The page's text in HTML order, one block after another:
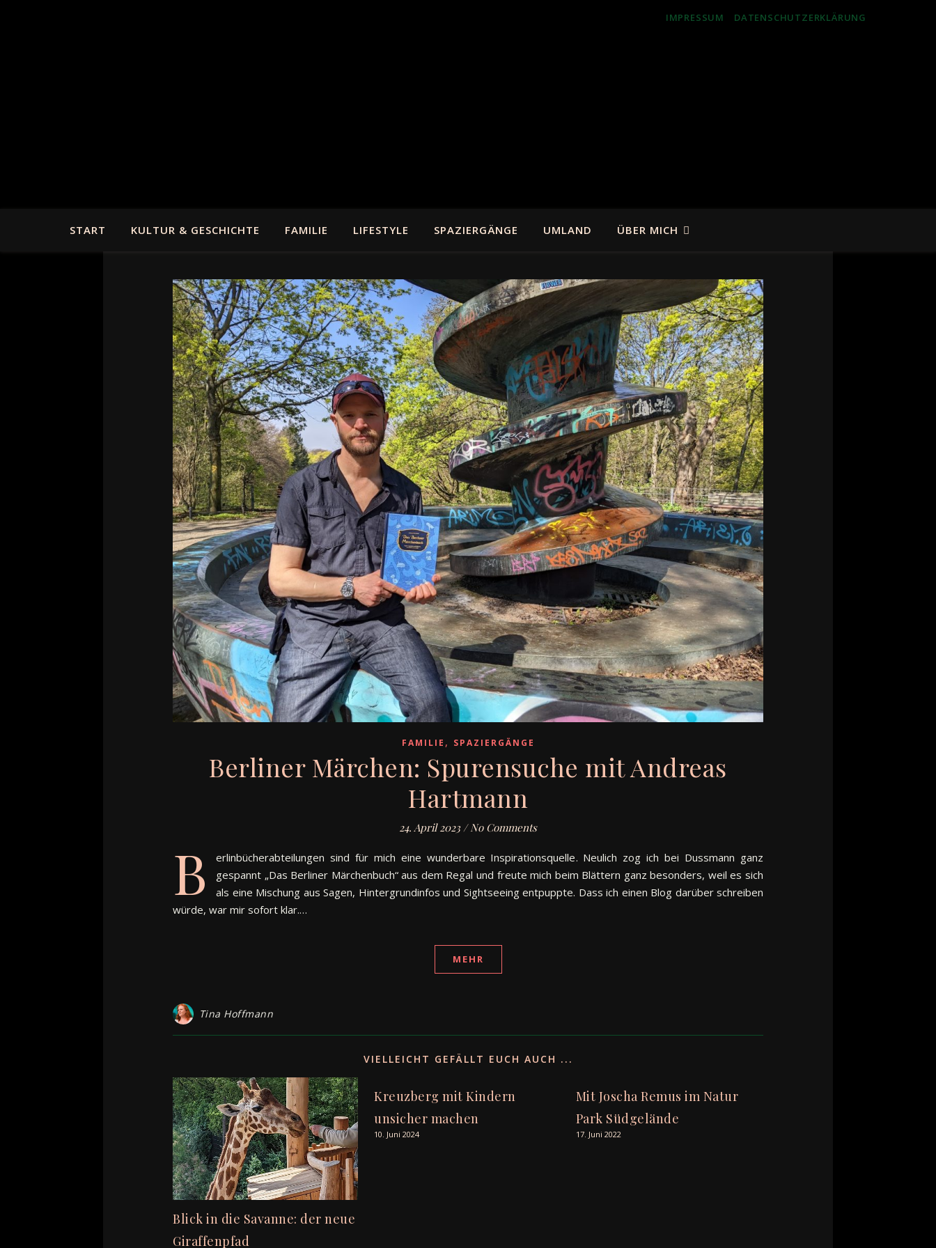
IMPRESSUM DATENSCHUTZERKLÄRUNG
START KULTUR & GESCHICHTE FAMILIE LIFESTYLE SPAZIERGÄNGE UMLAND ÜBER MICH
FAMILIE , SPAZIERGÄNGE
Berliner Märchen: Spurensuche mit Andreas
Hartmann
24. April 2023 / No Comments
B
erlinbücherabteilungen sind für mich eine wunderbare Inspirationsquelle. Neulich zog ich bei Dussmann ganz
gespannt „Das Berliner Märchenbuch“ aus dem Regal und freute mich beim Blättern ganz besonders, weil es sich
als eine Mischung aus Sagen, Hintergrundinfos und Sightseeing entpuppte. Dass ich einen Blog darüber schreiben
würde, war mir sofort klar.…
MEHR
Tina Hoffmann
VIELLEICHT GEFÄLLT EUCH AUCH ...
Blick in die Savanne: der neue
Giraffenpfad
Kreuzberg mit Kindern
unsicher machen
10. Juni 2024
Mit Joscha Remus im Natur
Park Südgelände
17. Juni 2022